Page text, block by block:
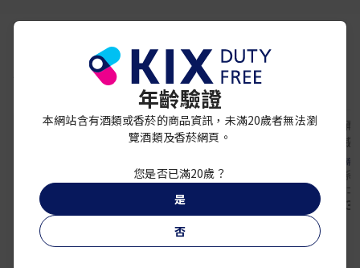
你可能還喜歡
特價品
Patron Silver 1000ml
特價品
培恩 陳年金樽龍舌蘭
特價品
帝
帝王雙桶
蘭威
¥
年齡驗證
本網站含有酒類或香菸的商品資訊，未滿20歲者無法瀏
覽酒類及香菸網頁。
您是否已滿20歲？
是
否